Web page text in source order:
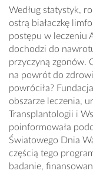
Według statystyk,
ostrą białaczkę
postępu w leczeniu
dochodzi do
przyczyną zgonów.
na powrót do
powróciła?
obszarze leczenia,
Transplantologii i
poinformowała
Światowego Dnia
częścią tego
badanie,